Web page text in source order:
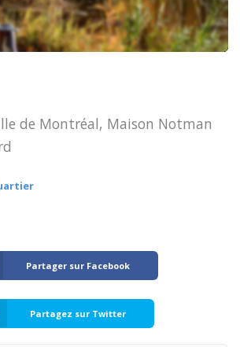
de Montréal, Maison Notman
Partager sur Facebook
Partagez sur Twitter